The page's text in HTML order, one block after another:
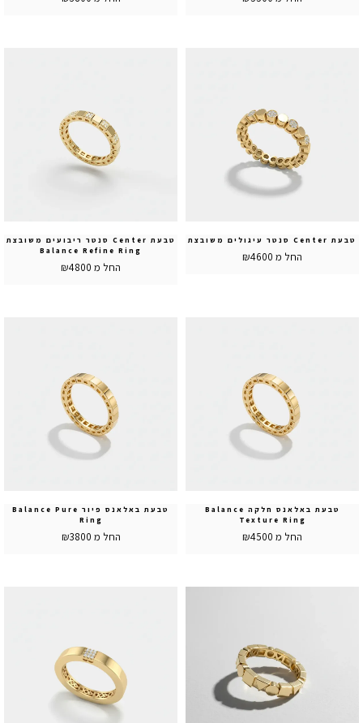
טבעת Center סנטר עיגולים משובצת
החל מ ₪4600
טבעת Center סנטר ריבועים משובצת
Balance Refine Ring
החל מ ₪4800
טבעת באלאנס חלקה Balance
Texture Ring
החל מ ₪4500
טבעת באלאנס פיור Balance Pure
Ring
החל מ ₪3800